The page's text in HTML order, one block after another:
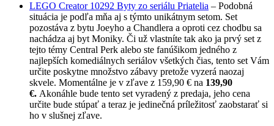
LEGO Creator 10292 Byty zo seriálu Priatelia – Podobná
situácia je podľa mňa aj s týmto unikátnym setom. Set
pozostáva z bytu Joeyho a Chandlera a oproti cez chodbu sa
nachádza aj byt Moniky. Či už vlastníte tak ako ja prvý set z
tejto témy Central Perk alebo ste fanúšikom jedného z
najlepších komediálnych seriálov všetkých čias, tento set Vám
určite poskytne množstvo zábavy pretože vyzerá naozaj
skvele. Momentálne je v zľave z 159,90 € na 139,90
€. Akonáhle bude tento set vyradený z predaja, jeho cena
určite bude stúpať a teraz je jedinečná príležitosť zaobstarať si
ho v slušnej zľave.